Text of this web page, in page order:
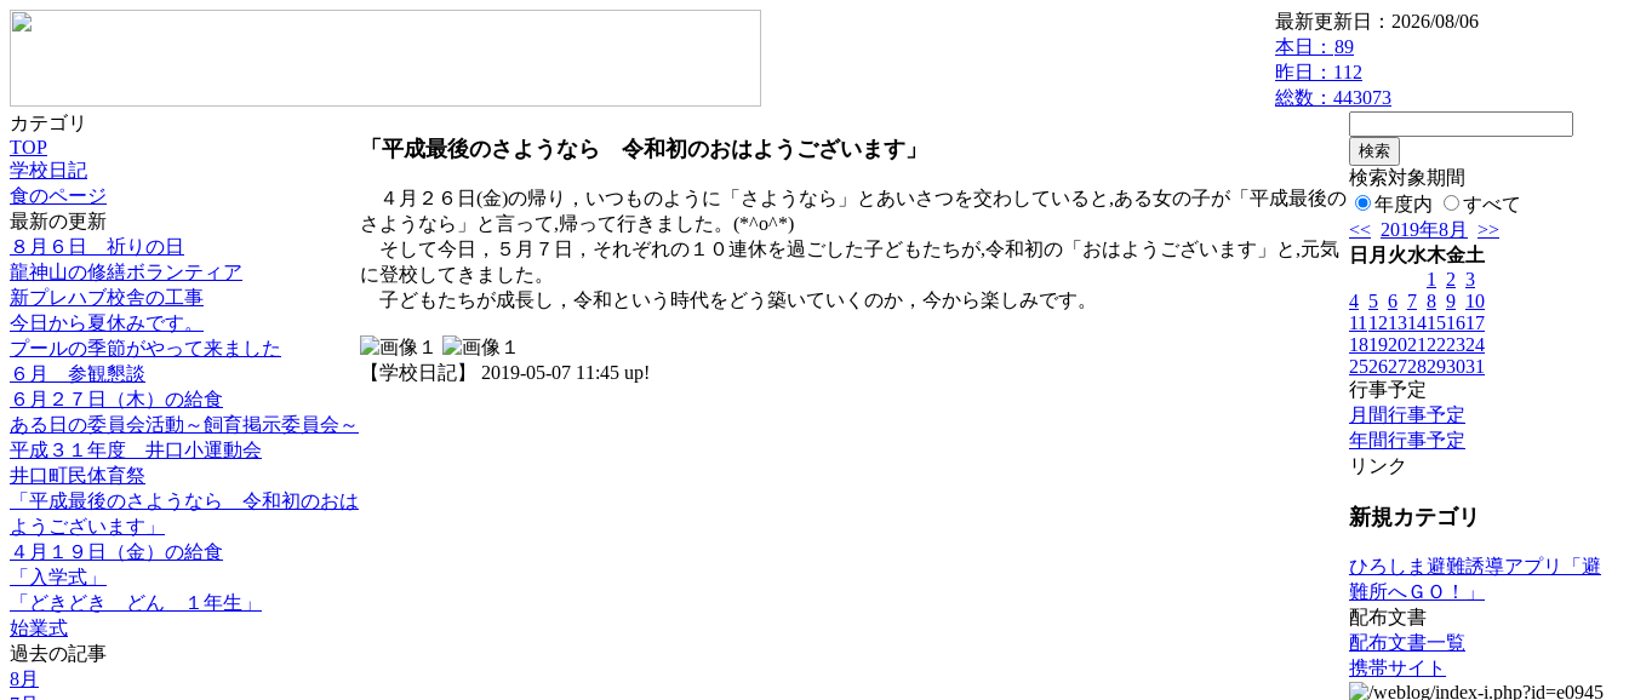
最新更新日：2026/08/06
本日： 89
昨日：112
総数：443073
カテゴリ
TOP
学校日記
食のページ
最新の更新
８月６日 祈りの日
龍神山の修繕ボランティア
新プレハブ校舎の工事
今日から夏休みです。
プールの季節がやって来ました
６月 参観懇談
６月２７日（木）の給食
ある日の委員会活動～飼育掲示委員会～
平成３１年度 井口小運動会
井口町民体育祭
「平成最後のさようなら 令和初のおは
ようございます」
４月１９日（金）の給食
「入学式」
「どきどき どん １年生」
始業式
過去の記事
8月
「平成最後のさようなら 令和初のおはようございます」
４月２６日(金)の帰り，いつものように「さようなら」とあいさつを交わしていると,ある女の子が「平成最後の
さようなら」と言って,帰って行きました。(*^o^*)
そして今日，５月７日，それぞれの１０連休を過ごした子どもたちが,令和初の「おはようございます」と,元気
に登校してきました。
子どもたちが成長し，令和という時代をどう築いていくのか，今から楽しみです。
【学校日記】 2019-05-07 11:45 up!
検索対象期間
年度内
すべて
<< 2019年8月
>>
日 月 火水木金土
1
2 3
4 5 6 7 8 9 10
11 121314151617
18192021 222324
25262728293031
行事予定
月間行事予定
年間行事予定
リンク
新規カテゴリ
ひろしま避難誘導アプリ「避
難所へＧＯ！」
配布文書
配布文書一覧
携帯サイト